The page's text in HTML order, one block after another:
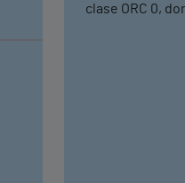
clase ORC 0,